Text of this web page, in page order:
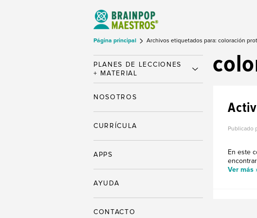
Página principal Archivos etiquetados para: coloración
Publicado
En este
Ver más
PLANES DE LECCIONES
+ MATERIAL
NOSOTROS
CURRÍCULA
APPS
AYUDA
CONTACTO